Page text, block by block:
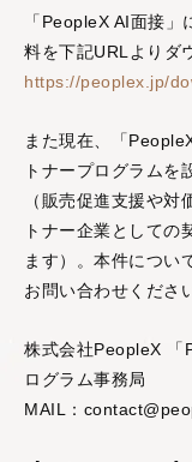
「PeopleX AI面接
料を下記URLよりダ
https://peoplex.jp/
また現在、「
トナープログラムを
（販売促進支援や
トナー企業としての
ます）。本件につい
お問い合わせくださ
株式会社PeopleX 「
ログラム事務局
MAIL：